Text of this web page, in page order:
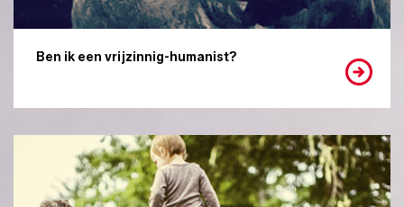
Ben ik een vrijzinnig-humanist?